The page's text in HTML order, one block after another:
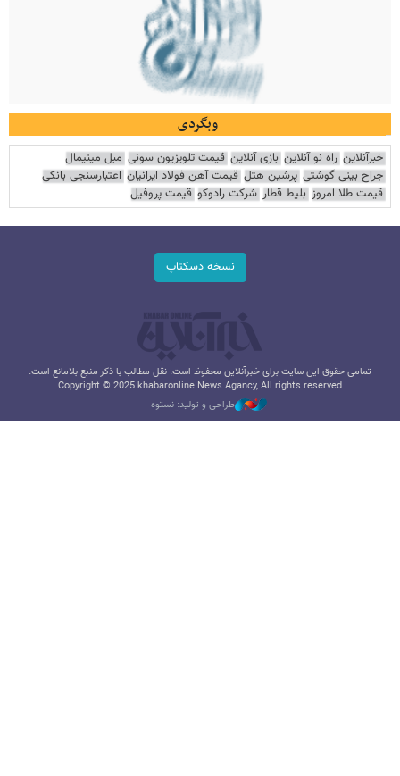
وبگردی
خبرآنلاین راه نو آنلاین بازی آنلاین قیمت تلویزیون سونی مبل مینیمال
جراح بینی گوشتی پرشین هتل قیمت آهن فولاد ایرانیان اعتبارسنجی بانکی
قیمت طلا امروز بلیط قطار شرکت رادوکو قیمت پروفیل
نسخه دسکتاپ
تمامی حقوق این سایت برای خبرآنلاین محفوظ است. نقل مطالب با ذکر منبع بلامانع است.
Copyright © 2025 khabaronline News Agancy, All rights reserved
طراحی و تولید: نستوه